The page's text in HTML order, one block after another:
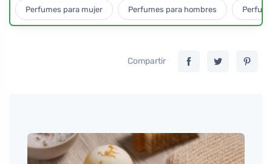
Perfumes para mujer Perfumes para hombres
Compartir